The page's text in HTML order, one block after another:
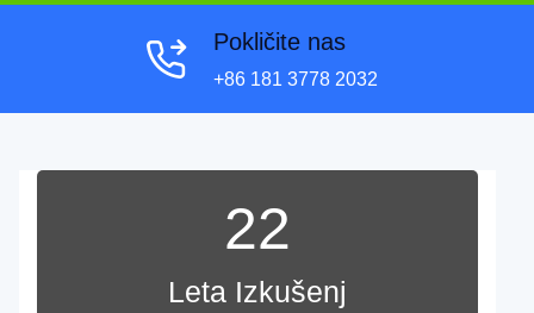
Pokličite nas
+86 181 3778 2032
22
Leta Izkušenj